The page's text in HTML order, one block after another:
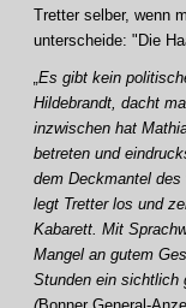
Tretter selber, wenn
unterscheide: "Die
„Es gibt kein
Hildebrandt, dacht
inzwischen hat
betreten und
dem Deckmantel
legt Tretter los und
Kabarett. Mit
Mangel an gutem
Stunden ein sichtlich